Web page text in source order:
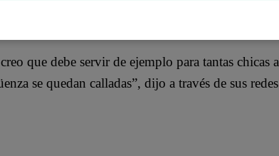
que debe servir de ejemplo para tantas chicas a
se quedan calladas”, dijo a través de sus redes